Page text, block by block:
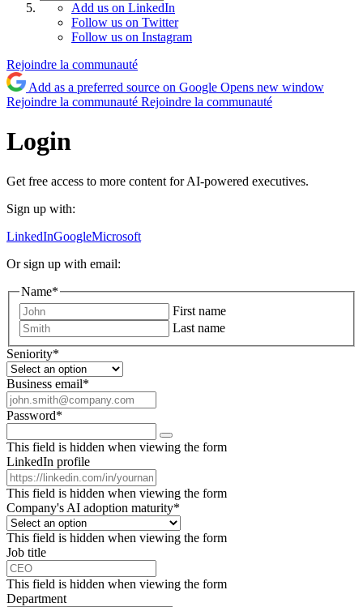
Add us on LinkedIn
Follow us on Twitter
Follow us on Instagram
Rejoindre la communauté
Add as a preferred source on Google Opens new window
Rejoindre la communauté Rejoindre la communauté
Login
Get free access to more content for AI-powered executives.
Sign up with:
LinkedInGoogleMicrosoft
Or sign up with email:
Name*
First name
Last name
Seniority*
Business email*
Password*
This field is hidden when viewing the form
LinkedIn profile
This field is hidden when viewing the form
Company's AI adoption maturity*
This field is hidden when viewing the form
Job title
This field is hidden when viewing the form
Department